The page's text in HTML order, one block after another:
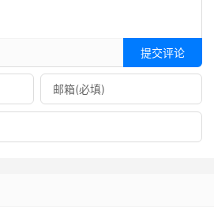
提交评论